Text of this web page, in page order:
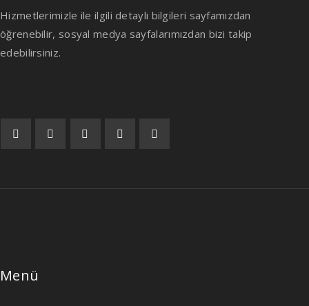
Hizmetlerimizle ile ilgili detaylı bilgileri sayfamızdan
öğrenebilir, sosyal medya sayfalarımızdan bizi takip
edebilirsiniz.
Menü